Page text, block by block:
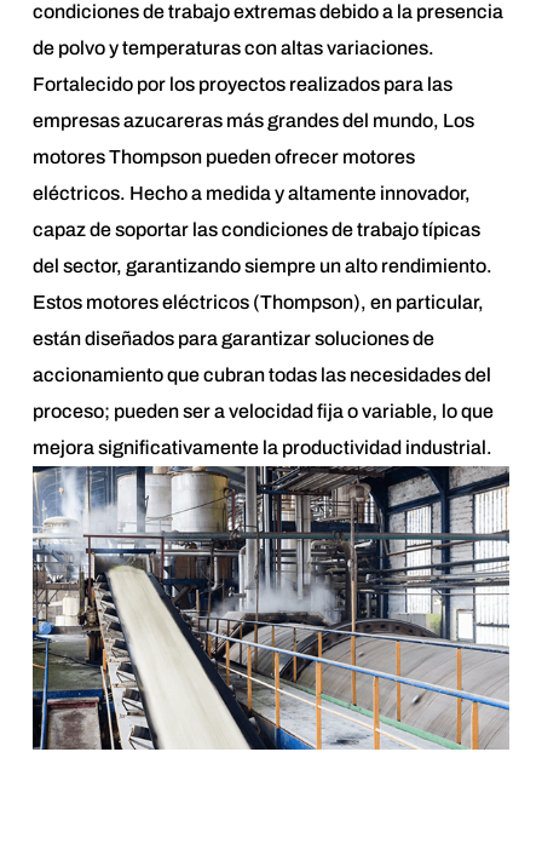
condiciones de trabajo extremas debido a la presencia
de polvo y temperaturas con altas variaciones.
Fortalecido por los proyectos realizados para las
empresas azucareras más grandes del mundo, Los
motores Thompson pueden ofrecer motores
eléctricos. Hecho a medida y altamente innovador,
capaz de soportar las condiciones de trabajo típicas
del sector, garantizando siempre un alto rendimiento.
Estos motores eléctricos (Thompson), en particular,
están diseñados para garantizar soluciones de
accionamiento que cubran todas las necesidades del
proceso; pueden ser a velocidad fija o variable, lo que
mejora significativamente la productividad industrial.